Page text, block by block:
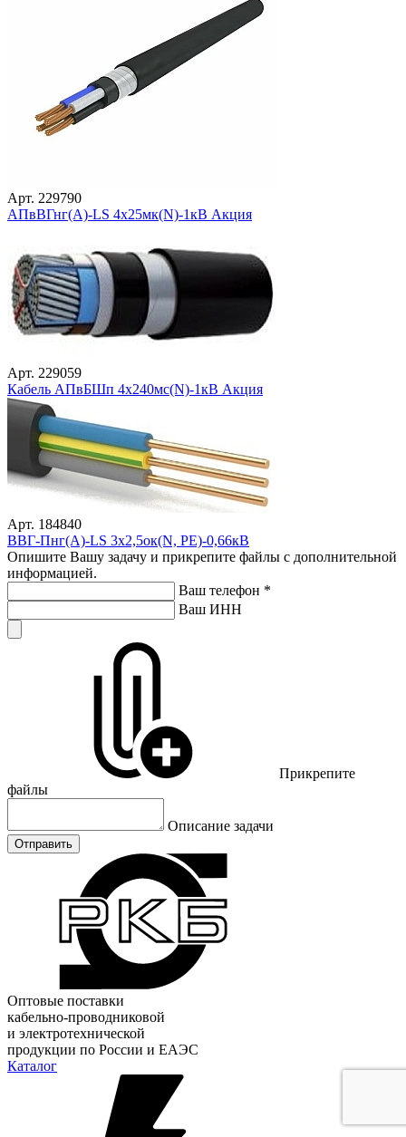
Арт. 229790
АПвВГнг(А)-LS 4х25мк(N)-1кВ Акция
Арт. 229059
Кабель АПвБШп 4х240мс(N)-1кВ Акция
Арт. 184840
ВВГ-Пнг(А)-LS 3х2,5ок(N, PE)-0,66кВ
Опишите Вашу задачу и прикрепите файлы с дополнительной
информацией.
Ваш телефон *
Ваш ИНН
Прикрепите
файлы
Описание задачи
Отправить
Оптовые поставки
кабельно-проводниковой
и электротехнической
продукции по России и ЕАЭС
Каталог